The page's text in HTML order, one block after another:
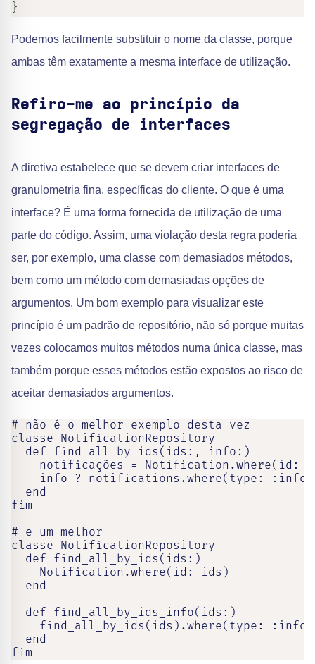
}
Podemos facilmente substituir o nome da classe, porque
ambas têm exatamente a mesma interface de utilização.
Refiro-me ao princípio da
segregação de interfaces
A diretiva estabelece que se devem criar interfaces de
granulometria fina, específicas do cliente. O que é uma
interface? É uma forma fornecida de utilização de uma
parte do código. Assim, uma violação desta regra poderia
ser, por exemplo, uma classe com demasiados métodos,
bem como um método com demasiadas opções de
argumentos. Um bom exemplo para visualizar este
princípio é um padrão de repositório, não só porque muitas
vezes colocamos muitos métodos numa única classe, mas
também porque esses métodos estão expostos ao risco de
aceitar demasiados argumentos.
# não é o melhor exemplo desta vez
classe NotificationRepository
  def find_all_by_ids(ids:, info:)
notificações = Notification.where(id:
info ? notifications.where(type:
  end
fim
# e um melhor
classe NotificationRepository
  def find_all_by_ids(ids:)
    Notification.where(id: ids)
  end
  def find_all_by_ids_info(ids:)
    find_all_by_ids(ids).where(type: :info)
  end
fim